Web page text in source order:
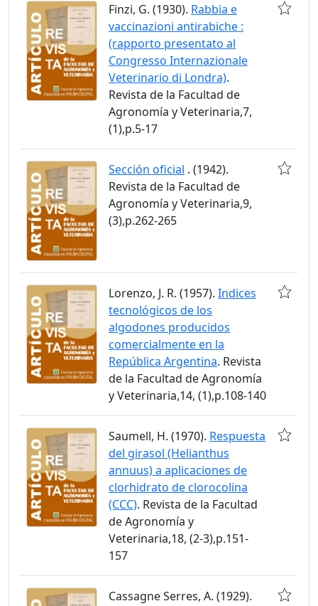
Finzi, G. (1930). Rabbia e
vaccinazioni antirabiche :
(rapporto presentato al
Congresso Internazionale
Veterinario di Londra).
Revista de la Facultad de
Agronomía y Veterinaria,7,
(1),p.5-17
Sección oficial . (1942).
Revista de la Facultad de
Agronomía y Veterinaria,9,
(3),p.262-265
Lorenzo, J. R. (1957). Indices
tecnológicos de los
algodones producidos
comercialmente en la
República Argentina. Revista
de la Facultad de Agronomía
y Veterinaria,14, (1),p.108-140
Saumell, H. (1970). Respuesta
del girasol (Helianthus
annuus) a aplicaciones de
clorhidrato de clorocolina
(CCC). Revista de la Facultad
de Agronomía y
Veterinaria,18, (2-3),p.151-
157
Cassagne Serres, A. (1929).